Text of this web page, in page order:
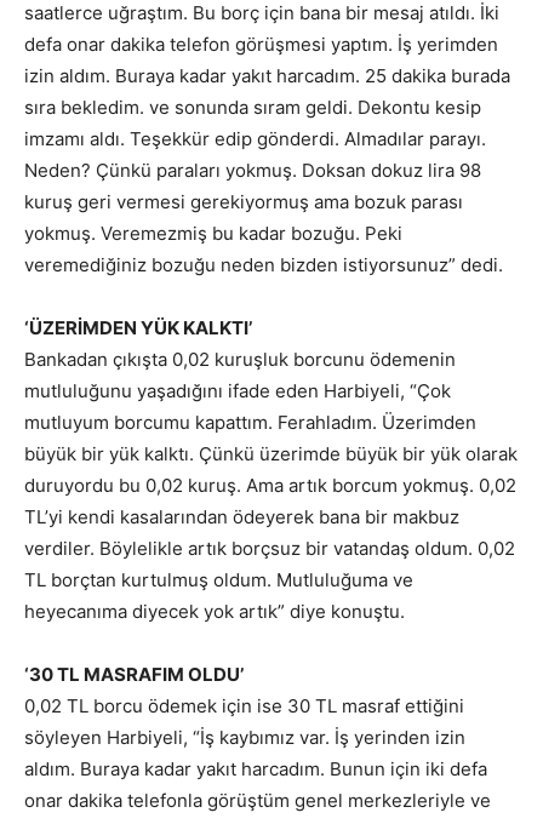
saatlerce uğraştım. Bu borç için bana bir mesaj atıldı. İki
defa onar dakika telefon görüşmesi yaptım. İş yerimden
izin aldım. Buraya kadar yakıt harcadım. 25 dakika burada
sıra bekledim. ve sonunda sıram geldi. Dekontu kesip
imzamı aldı. Teşekkür edip gönderdi. Almadılar parayı.
Neden? Çünkü paraları yokmuş. Doksan dokuz lira 98
kuruş geri vermesi gerekiyormuş ama bozuk parası
yokmuş. Veremezmiş bu kadar bozuğu. Peki
veremediğiniz bozuğu neden bizden istiyorsunuz” dedi.
‘ÜZERİMDEN YÜK KALKTI’
Bankadan çıkışta 0,02 kuruşluk borcunu ödemenin
mutluluğunu yaşadığını ifade eden Harbiyeli, “Çok
mutluyum borcumu kapattım. Ferahladım. Üzerimden
büyük bir yük kalktı. Çünkü üzerimde büyük bir yük olarak
duruyordu bu 0,02 kuruş. Ama artık borcum yokmuş. 0,02
TL’yi kendi kasalarından ödeyerek bana bir makbuz
verdiler. Böylelikle artık borçsuz bir vatandaş oldum. 0,02
TL borçtan kurtulmuş oldum. Mutluluğuma ve
heyecanıma diyecek yok artık” diye konuştu.
‘30 TL MASRAFIM OLDU’
0,02 TL borcu ödemek için ise 30 TL masraf ettiğini
söyleyen Harbiyeli, “İş kaybımız var. İş yerinden izin
aldım. Buraya kadar yakıt harcadım. Bunun için iki defa
onar dakika telefonla görüştüm genel merkezleriyle ve